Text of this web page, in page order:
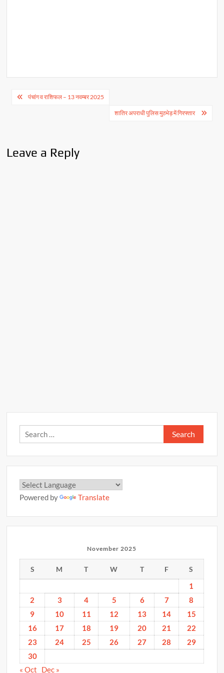
Postपंचांग व राशिफल – 13 नवम्बर 2025
शातिर अपराधी पुलिस मुठभेड़ में गिरफ्तार
Leave a Reply
Search
for:
Powered by Translate
November 2025
S M T W T F S
1
2
3 4 5 6 7
8
9
10 11 12 13 14
15
16
17 18 19 20 21
22
23
24 25 26 27 28
29
30
« Oct
Dec »